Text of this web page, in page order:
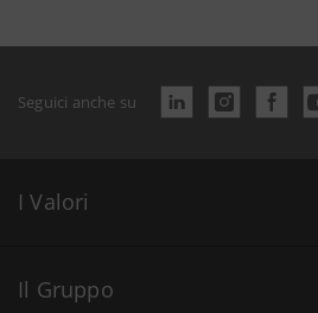
Seguici anche su
I Valori
Il Gruppo